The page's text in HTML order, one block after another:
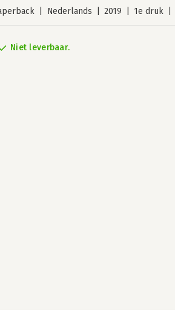
Nederlands 2019 1e druk
Niet leverbaar.